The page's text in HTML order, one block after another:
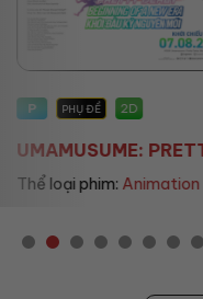
P PHỤ ĐỀ 2D
UMAMUSUME:
Thể loại phim: Animation